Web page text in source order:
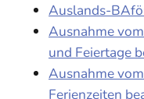
Auslands-
Ausnahme
und Feiertage
Ausnahme
Ferienzeiten